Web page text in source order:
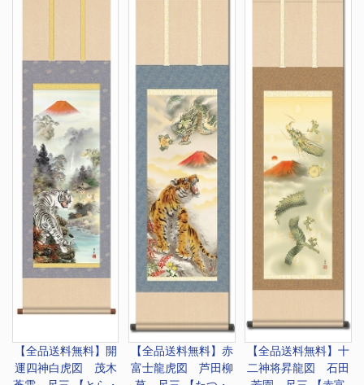
【全品送料無料】 開
運四神白虎図 茂木
【全品送料無料】 赤
富士龍虎図 芦田柳
【全品送料無料】十
二神将昇龍図 石田